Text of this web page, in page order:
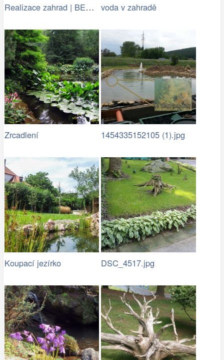
Realizace zahrad | BENED - zahradní… voda v zahradě
Zrcadlení 1454335152105 (1).jpg
Koupací jezírko DSC_4517.jpg